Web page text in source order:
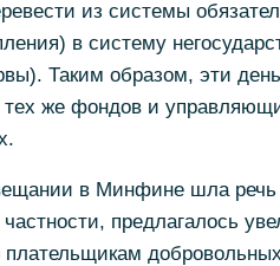
из системы
в систему
Таким образом, эти
тех же фондов и
в Минфине шла речь
предлагалось
плательщикам